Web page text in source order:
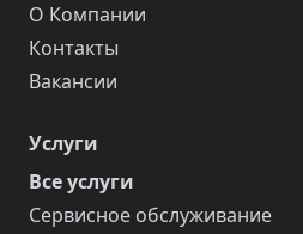
О Компании
Контакты
Вакансии
Услуги
Все услуги
Сервисное обслуживание